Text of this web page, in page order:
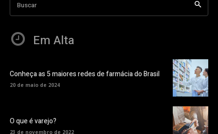
Buscar
Em Alta
Conheça as 5 maiores redes de farmácia do Brasil
20 de maio de 2024
O que é varejo?
23 de novembro de 2022